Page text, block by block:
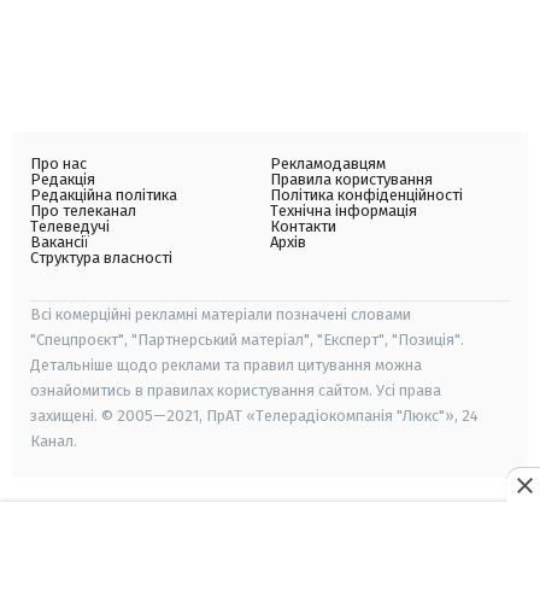
Про нас
Редакція
Редакційна політика
Про телеканал
Телеведучі
Вакансії
Структура власності
Рекламодавцям
Правила користування
Політика конфіденційності
Технічна інформація
Контакти
Архів
Всі комерційні рекламні матеріали позначені словами
"Спецпроєкт", "Партнерський матеріал", "Експерт", "Позиція".
Детальніше щодо реклами та правил цитування можна
ознайомитись в правилах користування сайтом. Усі права
захищені. © 2005—2021, ПрАТ «Телерадіокомпанія "Люкс"», 24
Канал.